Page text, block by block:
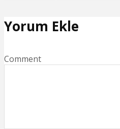
Yorum Ekle
Comment